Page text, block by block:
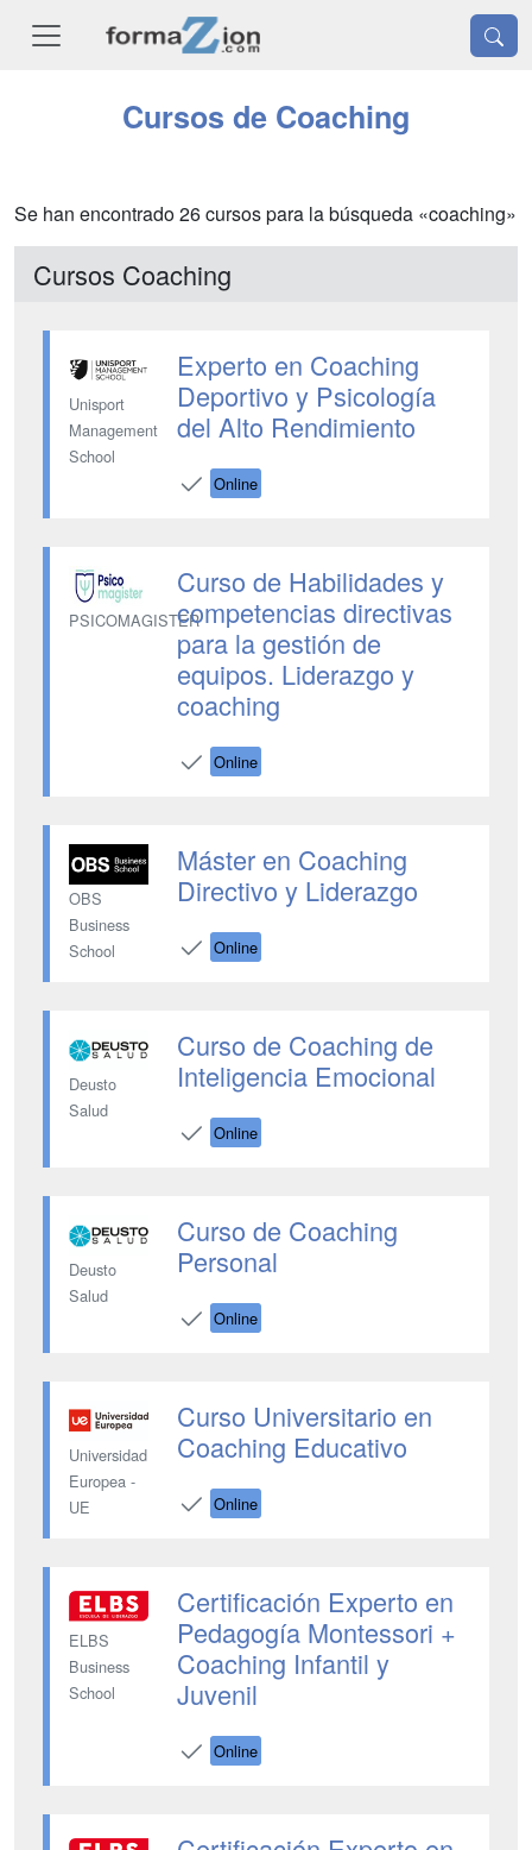
Cursos de Coaching
Se han encontrado 26 cursos para la búsqueda «coaching»
Cursos Coaching
Unisport
Management
School
Experto en Coaching
Deportivo y Psicología
del Alto Rendimiento
Online
PSICOMAGISTER
Curso de Habilidades y
competencias directivas
para la gestión de
equipos. Liderazgo y
coaching
Online
OBS
Business
School
Máster en Coaching
Directivo y Liderazgo
Online
Deusto
Salud
Curso de Coaching de
Inteligencia Emocional
Online
Deusto
Salud
Curso de Coaching
Personal
Online
Universidad
Europea -
UE
Curso Universitario en
Coaching Educativo
Online
ELBS
Business
School
Certificación Experto en
Pedagogía Montessori +
Coaching Infantil y
Juvenil
Online